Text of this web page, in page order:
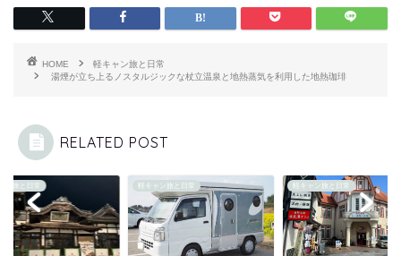
HOME
軽キャン旅と日常
湯煙が立ち上るノスタルジックな杖立温泉と地熱蒸気を利用した地熱珈琲
RELATED POST
ン旅と日常 軽キャン旅と日常 軽キャン旅と日常